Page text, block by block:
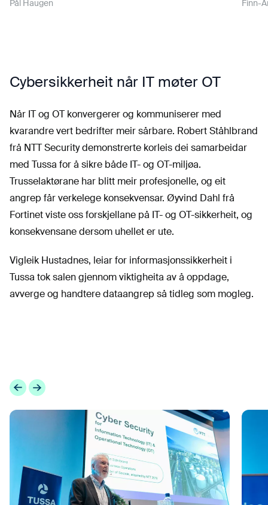
Pål Haugen Finn-
Cybersikkerheit når IT møter OT
Når IT og OT konvergerer og kommuniserer med
kvarandre vert bedrifter meir sårbare. Robert Ståhlbrand
frå NTT Security demonstrerte korleis dei samarbeidar
med Tussa for å sikre både IT- og OT-miljøa.
Trusselaktørane har blitt meir profesjonelle, og eit
angrep får verkelege konsekvensar. Øyvind Dahl frå
Fortinet viste oss forskjellane på IT- og OT-sikkerheit, og
konsekvensane dersom uhellet er ute.
Vigleik Hustadnes, leiar for informasjonssikkerheit i
Tussa tok salen gjennom viktigheita av å oppdage,
avverge og handtere dataangrep så tidleg som mogleg.